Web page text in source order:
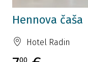
Hennova čaša
Hotel Radin
00